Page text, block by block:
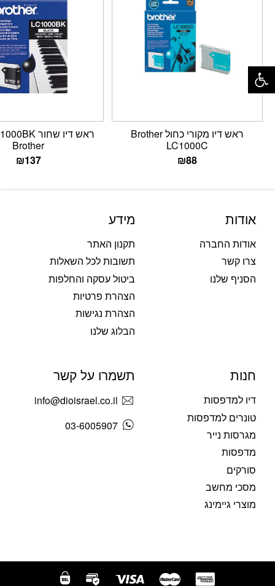
ראש דיו מקורי כחול Brother
LC1000C
₪88
Brother
₪137
אודות
אודות החברה
צרו קשר
הסניף שלנו
מידע
תקנון האתר
תשובות לכל השאלות
ביטול עסקה והחלפות
הצהרת פרטיות
הצהרת נגישות
הבלוג שלנו
חנות
דיו למדפסות
טונרים למדפסות
מגרסות נייר
מדפסות
סורקים
מסכי מחשב
מוצרי גיימינג
תשמרו על קשר
info@dioisrael.co.il
03-6005907
פתח סרגל נגישות